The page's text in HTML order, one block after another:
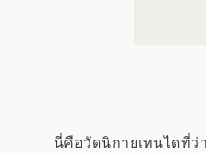
นี่คือวัดนิกายเทนไดที่